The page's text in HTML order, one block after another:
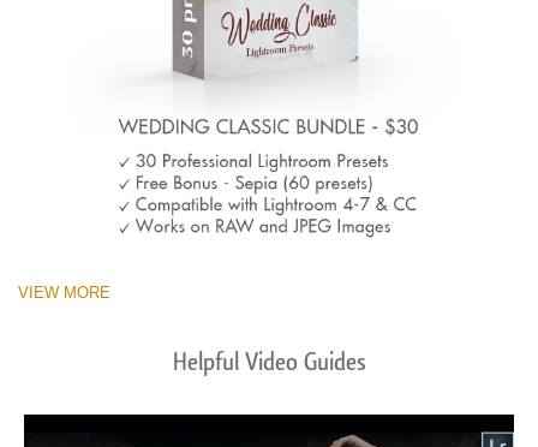
VIEW MORE
Helpful Video Guides